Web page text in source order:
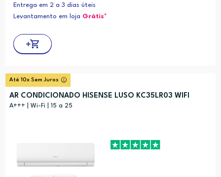
Entrega em 2 a 3 dias úteis
Levantamento em loja Grátis*
Até 10x Sem Juros
AR CONDICIONADO HISENSE LUSO KC35LR03 WIFI
A+++ | Wi-Fi | 15 a 25